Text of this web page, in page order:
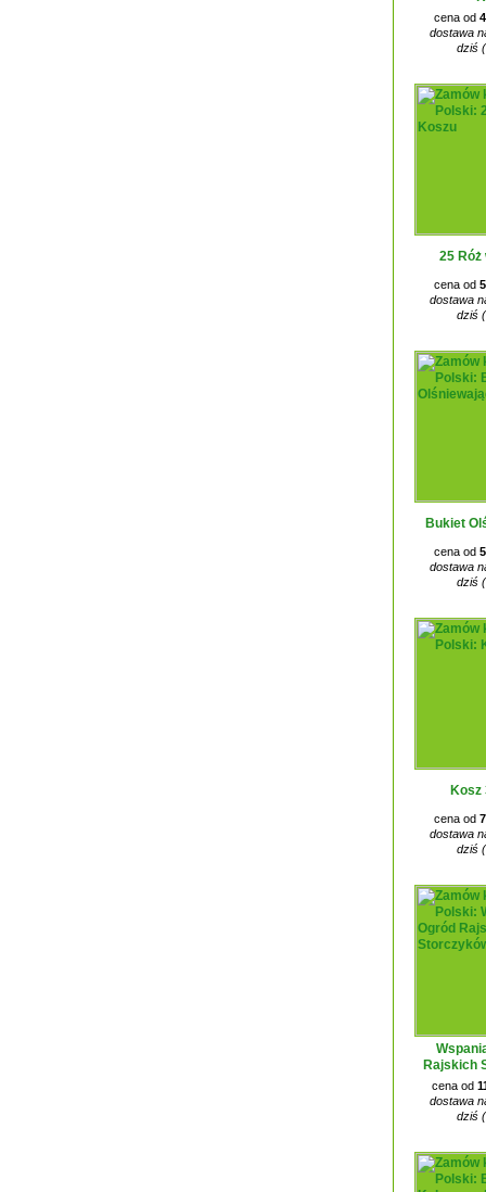
cena od
dostawa
dziś
25 Róż
cena od
dostawa
dziś
Bukiet
cena od
dostawa
dziś
Kosz
cena od
dostawa
dziś
Rajskich
cena od
dostawa
dziś